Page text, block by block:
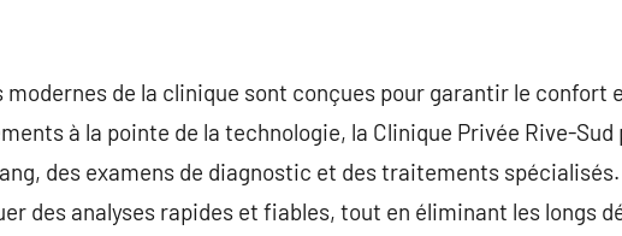
de la clinique sont conçues pour garantir le confort
à la pointe de la technologie, la Clinique Privée Rive-
des examens de diagnostic et des traitements spécialisés.
des analyses rapides et fiables, tout en éliminant les longs